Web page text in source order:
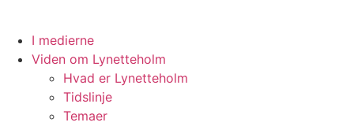
I medierne
Viden om Lynetteholm
Hvad er Lynetteholm
Tidslinje
Temaer